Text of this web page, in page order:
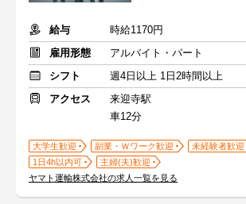
給与
時給1170円
雇用形態
アルバイト・パート
シフト
週4日以上 1日2時間以上
アクセス
来迎寺駅
車12分
大学生歓迎 副業・Ｗワーク歓迎
未経験者歓迎
1日4h以内可
主婦(夫)歓迎
ヤマト運輸株式会社の求人一覧を見る